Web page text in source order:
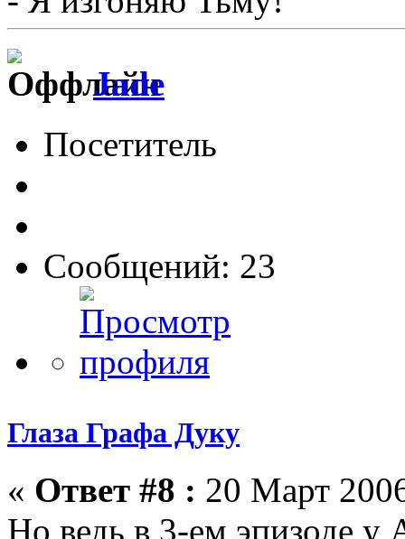
Jade
Посетитель
Сообщений: 23
Глаза Графа Дуку
« Ответ #8 : 20 Март
Но ведь в 3-ем эпизоде у